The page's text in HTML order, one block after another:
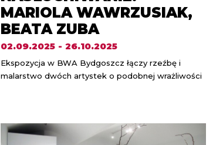
MARIOLA WAWRZUSIAK,
BEATA ZUBA
02.09.2025 - 26.10.2025
Ekspozycja w BWA Bydgoszcz łączy rzeźbę i
malarstwo dwóch artystek o podobnej wrażliwości